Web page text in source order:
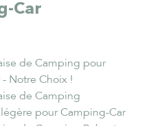
Car
de Camping pour
Notre Choix !
de Camping
pour Camping-Car